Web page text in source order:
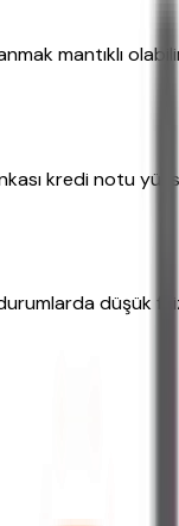
mantıklı
kredi notu
düşük